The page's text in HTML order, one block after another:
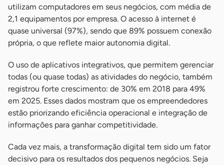
utilizam computadores em seus negócios, com média de
2,1 equipamentos por empresa. O acesso à internet é
quase universal (97%), sendo que 89% possuem conexão
própria, o que reflete maior autonomia digital.
O uso de aplicativos integrativos, que permitem gerenciar
todas (ou quase todas) as atividades do negócio, também
registrou forte crescimento: de 30% em 2018 para 49%
em 2025. Esses dados mostram que os empreendedores
estão priorizando eficiência operacional e integração de
informações para ganhar competitividade.
Cada vez mais, a transformação digital tem sido um fator
decisivo para os resultados dos pequenos negócios. Seja